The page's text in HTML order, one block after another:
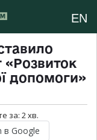
EN
допомоги»
за: 2хв.
в Google